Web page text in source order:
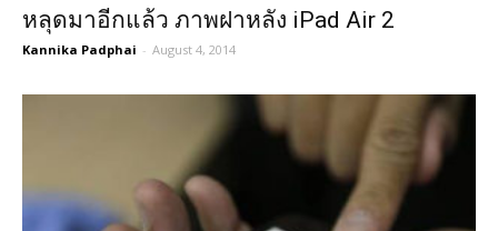
หลุดมาอีกแล้ว ภาพฝาหลัง iPad Air 2
Kannika Padphai - August 4, 2014